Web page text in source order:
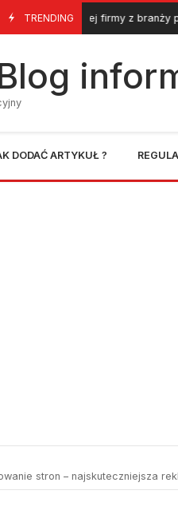
TRENDING
dobrej firmy z branży pielęgnacji
DODAĆ ARTYKUŁ ?
stron – najskuteczniejsza